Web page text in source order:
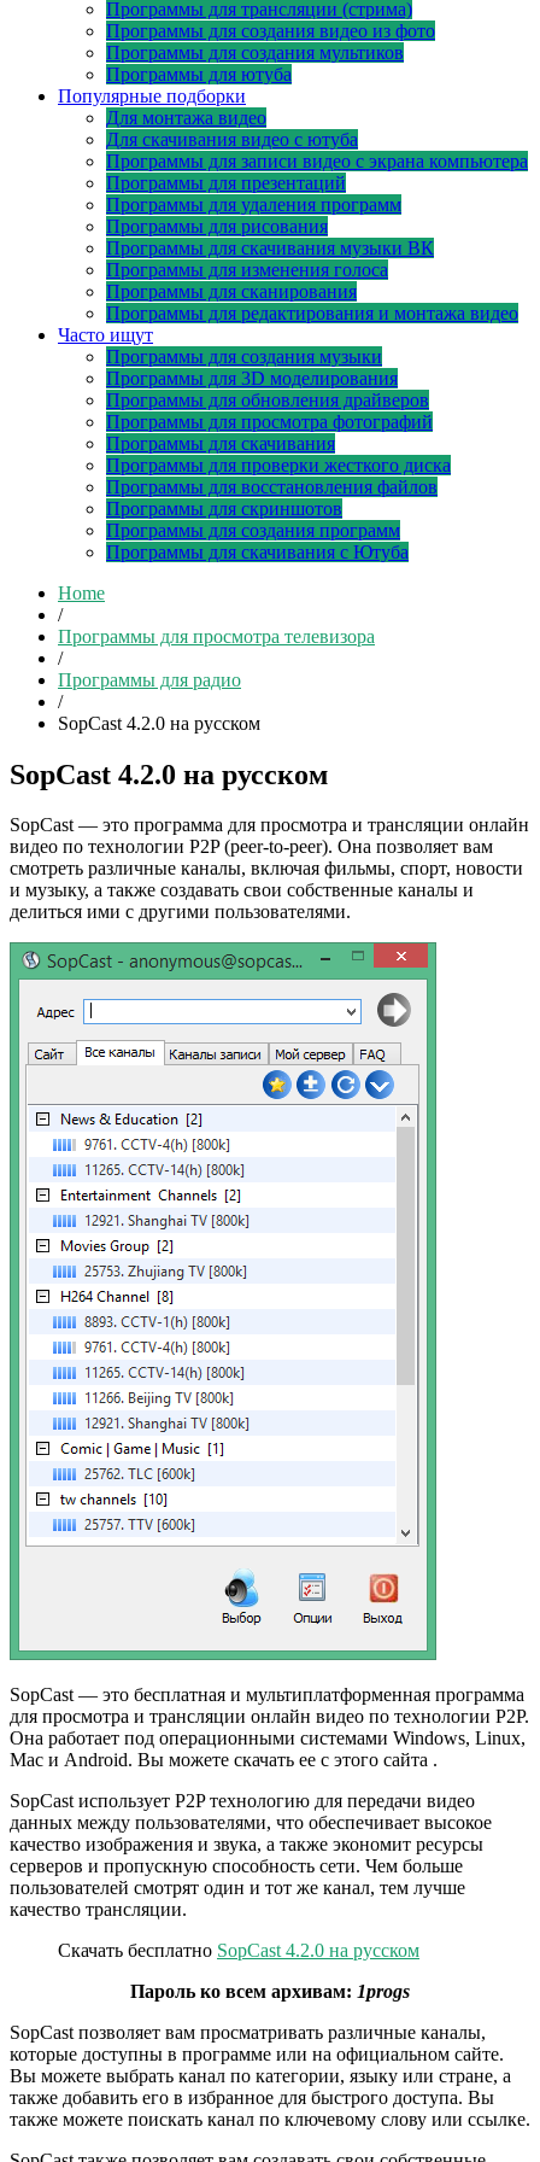
Программы для трансляции (стрима)
Программы для создания видео из фото
Программы для создания мультиков
Программы для ютуба
Популярные подборки
Для монтажа видео
Для скачивания видео с ютуба
Программы для записи видео с экрана компьютера
Программы для презентаций
Программы для удаления программ
Программы для рисования
Программы для скачивания музыки ВК
Программы для изменения голоса
Программы для сканирования
Программы для редактирования и монтажа видео
Часто ищут
Программы для создания музыки
Программы для 3D моделирования
Программы для обновления драйверов
Программы для просмотра фотографий
Программы для скачивания
Программы для проверки жесткого диска
Программы для восстановления файлов
Программы для скриншотов
Программы для создания программ
Программы для скачивания с Ютуба
Home
/
Программы для просмотра телевизора
/
Программы для радио
/
SopCast 4.2.0 на русском
SopCast 4.2.0 на русском
SopCast — это программа для просмотра и трансляции онлайн
видео по технологии P2P (peer-to-peer). Она позволяет вам
смотреть различные каналы, включая фильмы, спорт, новости
и музыку, а также создавать свои собственные каналы и
делиться ими с другими пользователями.
SopCast — это бесплатная и мультиплатформенная программа
для просмотра и трансляции онлайн видео по технологии P2P.
Она работает под операционными системами Windows, Linux,
Mac и Android. Вы можете скачать ее с этого сайта .
SopCast использует P2P технологию для передачи видео
данных между пользователями, что обеспечивает высокое
качество изображения и звука, а также экономит ресурсы
серверов и пропускную способность сети. Чем больше
пользователей смотрят один и тот же канал, тем лучше
качество трансляции.
Скачать бесплатно SopCast 4.2.0 на русском
Пароль ко всем архивам: 1progs
SopCast позволяет вам просматривать различные каналы,
которые доступны в программе или на официальном сайте.
Вы можете выбрать канал по категории, языку или стране, а
также добавить его в избранное для быстрого доступа. Вы
также можете поискать канал по ключевому слову или ссылке.